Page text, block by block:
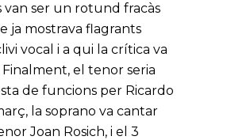
ser un rotund fracàs
ja mostrava flagrants
vocal i a qui la crítica va
el tenor seria
de funcions per Ricardo
la soprano va cantar
Joan Rosich, i el 3